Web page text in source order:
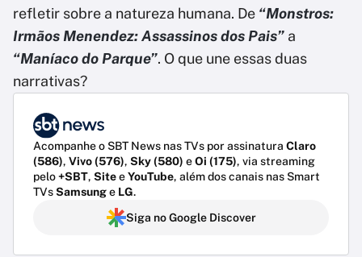
refletir sobre a natureza humana. De “Monstros:
Irmãos Menendez: Assassinos dos Pais” a
“Maníaco do Parque”. O que une essas duas
narrativas?
Acompanhe o SBT News nas TVs por assinatura Claro
(586), Vivo (576), Sky (580) eOi (175), via streaming
pelo+SBT, SiteeYouTube, além dos canais nas Smart
TVsSamsunge LG.
Siga no Google Discover